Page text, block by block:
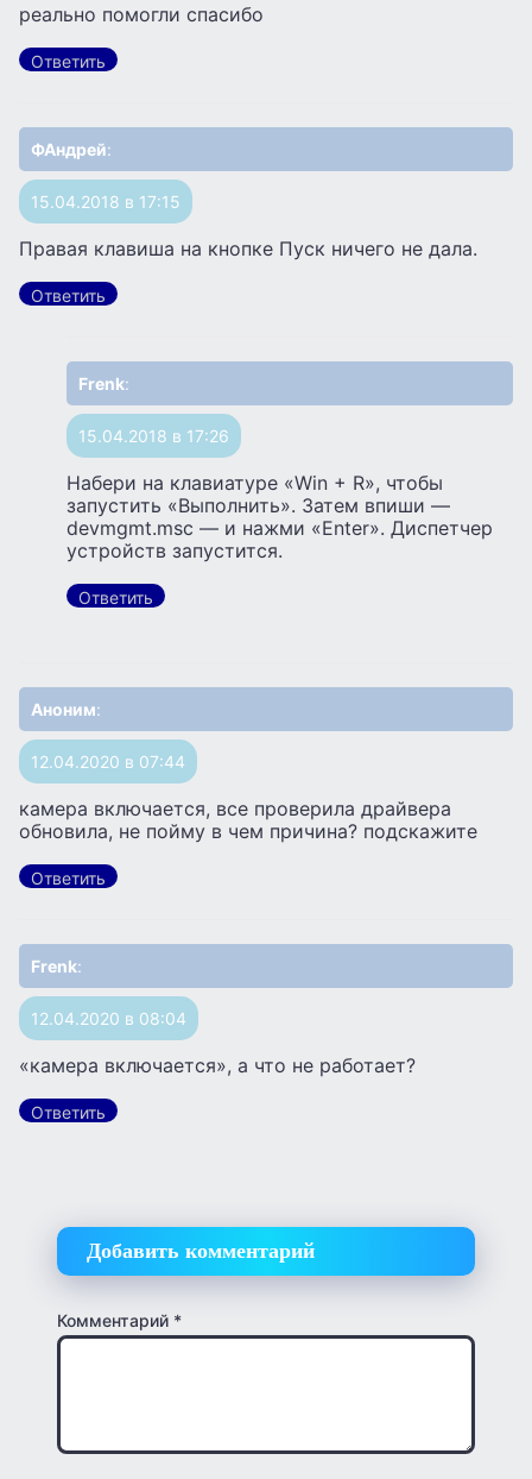
реально помогли спасибо
Ответить
ФАндрей:
15.04.2018 в 17:15
Правая клавиша на кнопке Пуск ничего не дала.
Ответить
Frenk:
15.04.2018 в 17:26
Набери на клавиатуре «Win + R», чтобы
запустить «Выполнить». Затем впиши —
devmgmt.msc — и нажми «Enter». Диспетчер
устройств запустится.
Ответить
Аноним:
12.04.2020 в 07:44
камера включается, все проверила драйвера
обновила, не пойму в чем причина? подскажите
Ответить
Frenk:
12.04.2020 в 08:04
«камера включается», а что не работает?
Ответить
Добавить комментарий
Комментарий *